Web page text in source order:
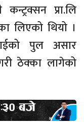
प्रा.लि
लिएको थियो ।
पुल असार
ठेक्का लागेको